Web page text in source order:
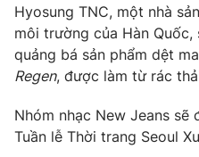
THỜI BÁO VTV
Hyosung TNC, một nhà
môi trường của Hàn
quảng bá sản phẩm dệt
Regen, được làm từ rác
Nhóm nhạc New Jeans sẽ
Tuần lễ Thời trang Seoul